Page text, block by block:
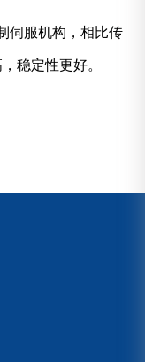
伺服机构，相比传
稳定性更好。